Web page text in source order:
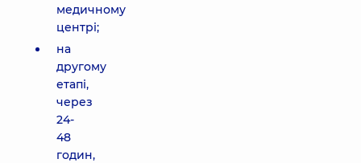
медичному
центрі;
на
другому
етапі,
через
24-
48
годин,